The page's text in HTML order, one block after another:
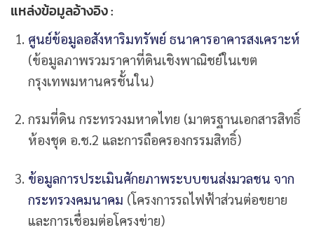
แหล่งข้อมูลอ้างอิง :
ศูนย์ข้อมูลอสังหาริมทรัพย์ ธนาคารอาคารสงเคราะห์
(ข้อมูลภาพรวมราคาที่ดินเชิงพาณิชย์ในเขต
กรุงเทพมหานครชั้นใน)
กรมที่ดิน กระทรวงมหาดไทย (มาตรฐานเอกสารสิทธิ์
ห้องชุด อ.ช.2 และการถือครองกรรมสิทธิ์)
ข้อมูลการประเมินศักยภาพระบบขนส่งมวลชน จาก
กระทรวงคมนาคม (โครงการรถไฟฟ้าส่วนต่อขยาย
และการเชื่อมต่อโครงข่าย)